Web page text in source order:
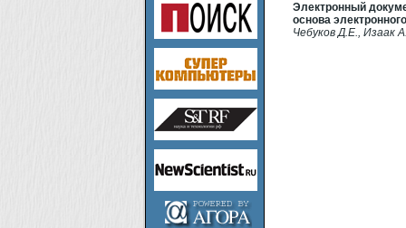
Электронный
основа
Чебуков Д.Е., Изаак